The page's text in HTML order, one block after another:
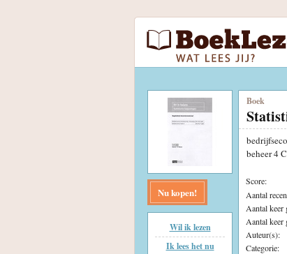
Nu kopen!
Wil ik lezen
Ik lees het nu
Boek
beheer 4
Score:
Aantal
Aantal keer
Aantal keer
Auteur(s):
Categorie: